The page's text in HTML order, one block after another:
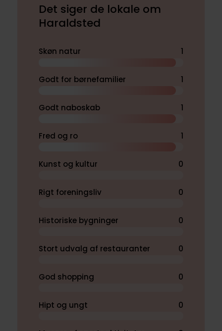
Det siger de lokale om
Haraldsted
Skøn natur 1
Godt for børnefamilier 1
Godt naboskab 1
Fred og ro 1
Kunst og kultur 0
Rigt foreningsliv 0
Historiske bygninger 0
Stort udvalg af restauranter 0
God shopping 0
Hipt og ungt 0